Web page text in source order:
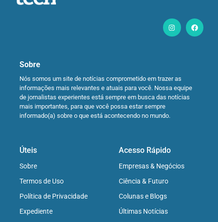
Sobre
Nós somos um site de notícias comprometido em trazer as
informações mais relevantes e atuais para você. Nossa equipe
de jornalistas experientes está sempre em busca das notícias
mais importantes, para que você possa estar sempre
informado(a) sobre o que está acontecendo no mundo.
Úteis
Sobre
Termos de Uso
Política de Privacidade
Expediente
Acesso Rápido
Empresas & Negócios
Ciência & Futuro
Colunas e Blogs
Últimas Notícias